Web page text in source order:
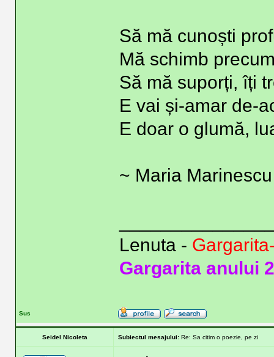
Să mă cunoști
Mă schimb
Să mă suporți, îți
E vai și-amar de-
E doar o glumă,
~ Maria
Lenuta -
Gargarita anului
Sus
Seidel Nicoleta Subiectul mesajului: Re: Sa citim o poezie, pe zi